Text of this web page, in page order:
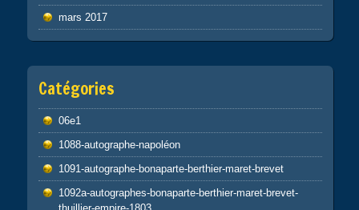
mars 2017
Catégories
06e1
1088-autographe-napoléon
1091-autographe-bonaparte-berthier-maret-brevet
1092a-autographes-bonaparte-berthier-maret-brevet-